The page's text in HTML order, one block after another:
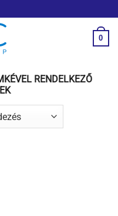
0
RENDELKEZŐ